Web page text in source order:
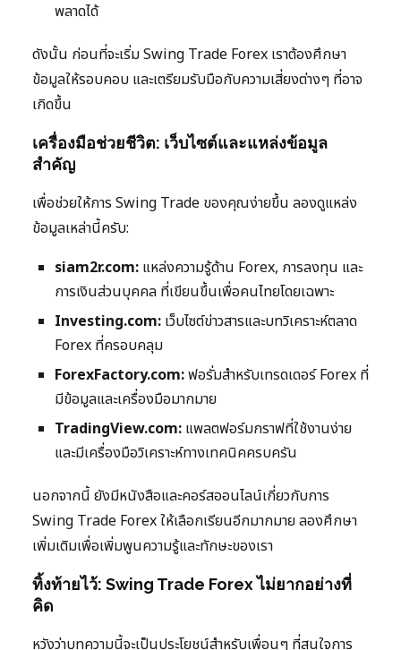
พลาดได้
ดังนั้น ก่อนที่จะเริ่ม Swing Trade Forex เราต้องศึกษา
ข้อมูลให้รอบคอบ และเตรียมรับมือกับความเสี่ยงต่างๆ ที่อาจ
เกิดขึ้น
เครื่องมือช่วยชีวิต: เว็บไซต์และแหล่งข้อมูล
สำคัญ
เพื่อช่วยให้การ Swing Trade ของคุณง่ายขึ้น ลองดูแหล่ง
ข้อมูลเหล่านี้ครับ:
siam2r.com: แหล่งความรู้ด้าน Forex, การลงทุน และ
การเงินส่วนบุคคล ที่เขียนขึ้นเพื่อคนไทยโดยเฉพาะ
Investing.com: เว็บไซต์ข่าวสารและบทวิเคราะห์ตลาด
Forex ที่ครอบคลุม
ForexFactory.com:ฟอรั่มสำหรับเทรดเดอร์ Forex ที่
มีข้อมูลและเครื่องมือมากมาย
TradingView.com: แพลตฟอร์มกราฟที่ใช้งานง่าย
และมีเครื่องมือวิเคราะห์ทางเทคนิคครบครัน
นอกจากนี้ ยังมีหนังสือและคอร์สออนไลน์เกี่ยวกับการ
Swing Trade Forex ให้เลือกเรียนอีกมากมาย ลองศึกษา
เพิ่มเติมเพื่อเพิ่มพูนความรู้และทักษะของเรา
ทิ้งท้ายไว้: Swing Trade Forex ไม่ยากอย่างที่
คิด
หวังว่าบทความนี้จะเป็นประโยชน์สำหรับเพื่อนๆ ที่สนใจการ